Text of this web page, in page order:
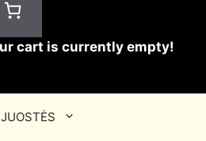
cart is currently empty!